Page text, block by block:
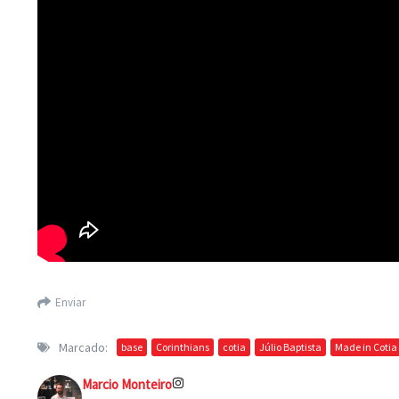
Enviar
Marcado: base Corinthians cotia Júlio Baptista Made in Cotia
Marcio Monteiro